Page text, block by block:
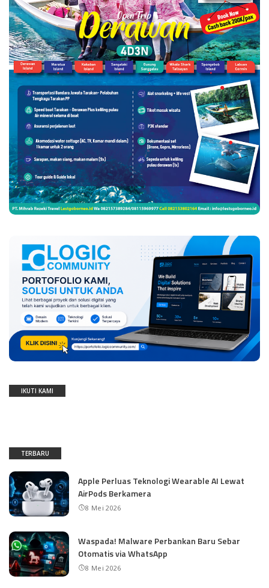
IKUTI KAMI
TERBARU
Apple Perluas Teknologi Wearable AI Lewat
AirPods Berkamera
8 Mei 2026
Waspada! Malware Perbankan Baru Sebar
Otomatis via WhatsApp
8 Mei 2026